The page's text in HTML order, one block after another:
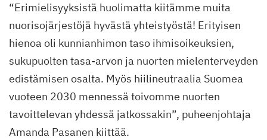
“Erimielisyyksistä huolimatta kiitämme muita
nuorisojärjestöjä hyvästä yhteistyöstä! Erityisen
hienoa oli kunnianhimon taso ihmisoikeuksien,
sukupuolten tasa-arvon ja nuorten mielenterveyden
edistämisen osalta. Myös hiilineutraalia Suomea
vuoteen 2030 mennessä toivomme nuorten
tavoittelevan yhdessä jatkossakin”, puheenjohtaja
Amanda Pasanen kiittää.